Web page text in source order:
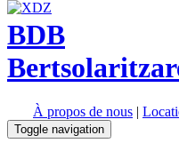
BDB
À propos de nous |
Toggle navigation